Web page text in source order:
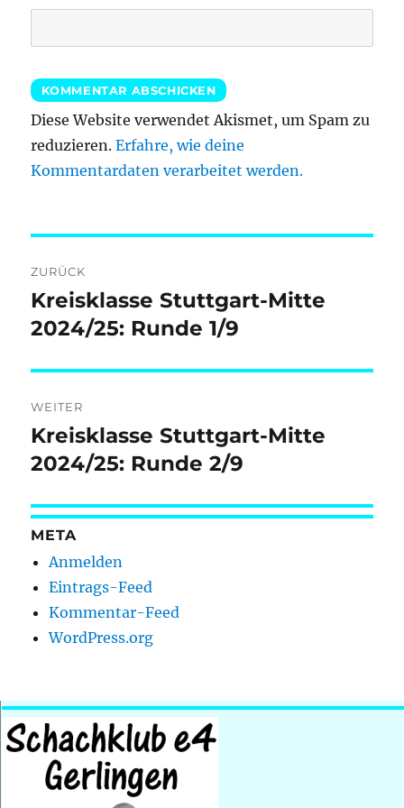
Diese Website verwendet Akismet, um Spam zu
reduzieren.Erfahre, wie deine
Kommentardaten verarbeitet werden.
ZURÜCK
Vorheriger
Beitrag:
Kreisklasse Stuttgart-Mitte
2024/25: Runde 1/9
WEITER
Nächster
Beitrag:
Kreisklasse Stuttgart-Mitte
2024/25: Runde 2/9
META
Anmelden
Eintrags-Feed
Kommentar-Feed
WordPress.org